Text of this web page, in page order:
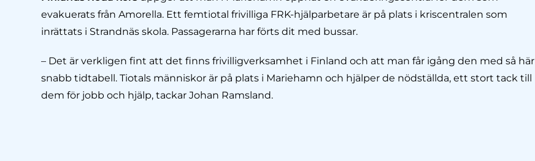
evakuerats från Amorella. Ett femtiotal frivilliga FRK-hjälparbetare är på plats i kriscentralen som
inrättats i Strandnäs skola. Passagerarna har förts dit med bussar.
– Det är verkligen fint att det finns frivilligverksamhet i Finland och att man får igång den med så här
snabb tidtabell. Tiotals människor är på plats i Mariehamn och hjälper de nödställda, ett stort tack till
dem för jobb och hjälp, tackar Johan Ramsland.